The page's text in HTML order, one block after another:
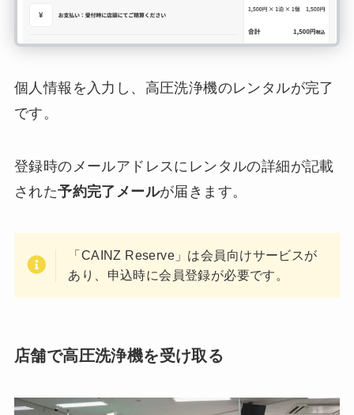
個人情報を入力し、高圧洗浄機のレンタルが完了
です。
登録時のメールアドレスにレンタルの詳細が記載
された予約完了メールが届きます。
「CAINZ Reserve」は会員向けサービスが
あり、申込時に会員登録が必要です。
店舗で高圧洗浄機を受け取る